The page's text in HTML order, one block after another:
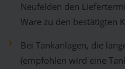
Neufelden den
Ware zu den bestätigten
Bei Tankanlagen, die
(empfohlen wird eine